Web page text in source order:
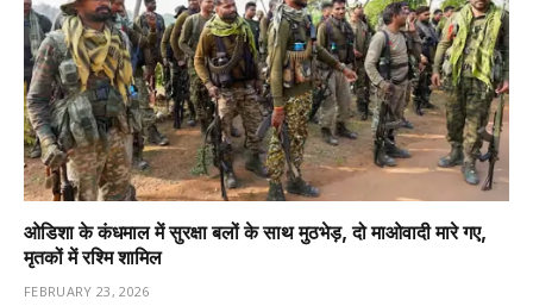
ओडिशा के कंधमाल में सुरक्षा बलों के साथ मुठभेड़, दो माओवादी मारे गए,
मृतकों में रश्मि शामिल
FEBRUARY 23, 2026